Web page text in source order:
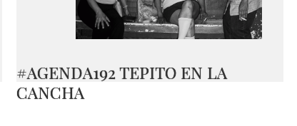
#AGENDA192 TEPITO EN LA
CANCHA